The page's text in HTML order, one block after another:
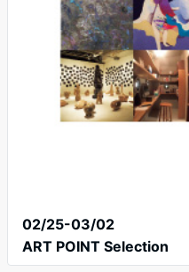
02/25-03/02
ART POINT Selection